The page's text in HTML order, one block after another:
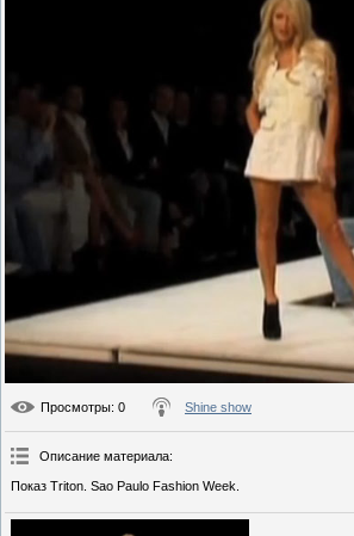
Просмотры: 0 Shine show
Описание материала:
Показ Triton. Sao Paulo Fashion Week.